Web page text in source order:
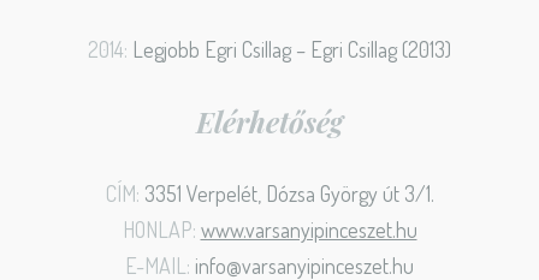
2014: Legjobb Egri Csillag – Egri Csillag (2013)
Elérhetőség
CÍM: 3351 Verpelét, Dózsa György út 3/1.
HONLAP: www.varsanyipinceszet.hu
E-MAIL: info@varsanyipinceszet.hu